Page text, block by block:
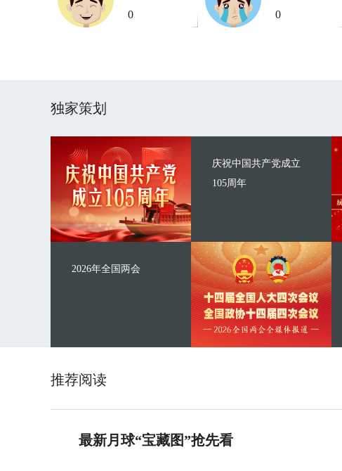
0 0
独家策划
庆祝中国共产党成立
105周年
2026年全国两会
推荐阅读
最新月球“宝藏图”抢先看